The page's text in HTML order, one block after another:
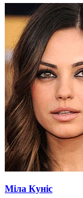
Міла Куніс